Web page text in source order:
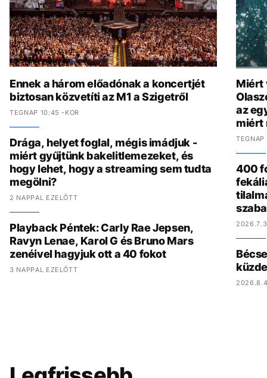
Ennek a három előadónak a koncertjét
biztosan közvetíti az M1 a Szigetről
TEGNAP 10:45 -KOR
Drága, helyet foglal, mégis imádjuk -
miért gyűjtünk bakelitlemezeket, és
hogy lehet, hogy a streaming sem tudta
megölni?
2 NAPPAL EZELŐTT
Playback Péntek: Carly Rae Jepsen,
Ravyn Lenae, Karol G és Bruno Mars
zenéivel hagyjuk ott a 40 fokot
3 NAPPAL EZELŐTT
Miért
az
miért
400